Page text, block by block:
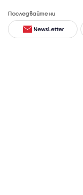
Последвайте ни
NewsLetter